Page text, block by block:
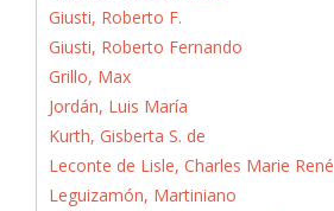
Giusti, Roberto F.
Giusti, Roberto Fernando
Grillo, Max
Jordán, Luis María
Kurth, Gisberta S. de
Leconte de Lisle, Charles Marie René
Leguizamón, Martiniano